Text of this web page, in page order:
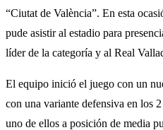
“Ciutat de València”. En esta
pude asistir al estadio para
líder de la categoría y al Real
El equipo inició el juego con un
con una variante defensiva en los
uno de ellos a posición de media